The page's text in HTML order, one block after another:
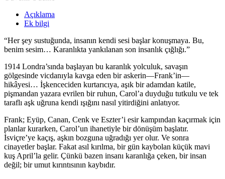
Açıklama
Ek bilgi
“Her şey sustuğunda, insanın kendi sesi başlar konuşmaya. Bu,
benim sesim… Karanlıkta yankılanan son insanlık çığlığı.”
1914 Londra’sında başlayan bu karanlık yolculuk, savaşın
gölgesinde vicdanıyla kavga eden bir askerin—Frank’in—
hikâyesi… İşkenceciden kurtarıcıya, aşık bir adamdan katile,
pişmandan yazara evrilen bir ruhun, Carol’a duyduğu tutkulu ve tek
taraflı aşk uğruna kendi ışığını nasıl yitirdiğini anlatıyor.
Frank; Eyüp, Canan, Cenk ve Eszter’i esir kampından kaçırmak için
planlar kurarken, Carol’un ihanetiyle bir dönüşüm başlatır.
İsviçre’ye kaçış, aşkın bozguna uğradığı yer olur. Ve sonra
cinayetler başlar. Fakat asıl kırılma, bir gün kaybolan küçük mavi
kuş April’la gelir. Çünkü bazen insanı karanlığa çeken, bir insan
değil; bir umut kırıntısının kaybıdır.